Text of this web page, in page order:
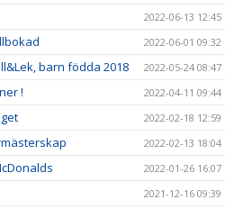
2022-06-13 12:45
2022-06-01 09:32
barn födda 2018 2022-05-24 08:47
! 2022-04-11 09:44
2022-02-18 12:59
2022-02-13 18:04
2022-01-26 16:07
2021-12-16 09:39